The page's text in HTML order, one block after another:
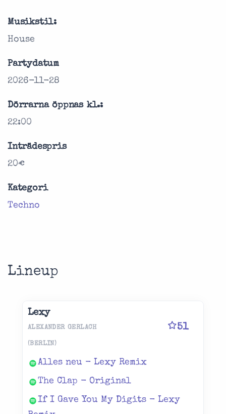
Musikstil:
House
Partydatum
2026-11-28
Dörrarna öppnas kl.:
22:00
Inträdespris
20€
Kategori
Techno
Lineup
Lexy
51
ALEXANDER GERLACH
(BERLIN)
Alles neu - Lexy Remix
The Clap - Original
If I Gave You My Digits - Lexy